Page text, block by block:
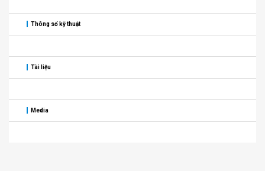
Thông số kỹ thuật
Tài liệu
Media